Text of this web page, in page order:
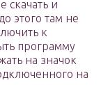
скачать и
этого там не
к
программу
на значок
на